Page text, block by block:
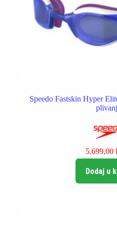
Speedo Fastskin Hyper
5.699,00
Dodaj u